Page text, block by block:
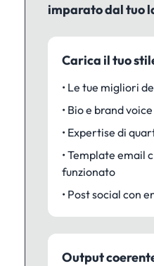
imparato dal tuo
Carica il tuo
• Le tue migliori
• Bio e brand voice
• Expertise di
• Template email
funzionato
• Post social con
Output